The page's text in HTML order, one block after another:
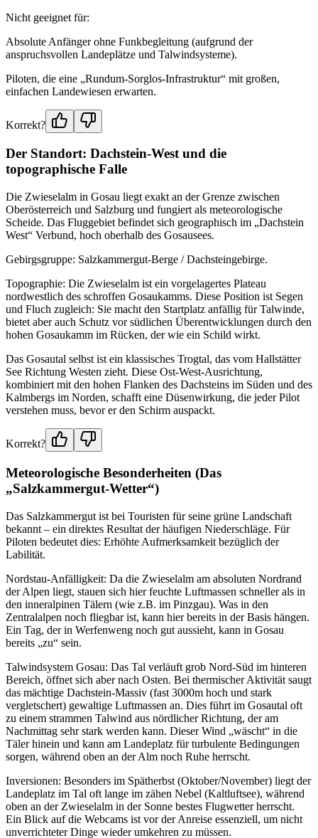
Nicht geeignet für:
Absolute Anfänger ohne Funkbegleitung (aufgrund der
anspruchsvollen Landeplätze und Talwindsysteme).
Piloten, die eine „Rundum-Sorglos-Infrastruktur“ mit großen,
einfachen Landewiesen erwarten.
Korrekt?
Der Standort: Dachstein-West und die
topographische Falle
Die Zwieselalm in Gosau liegt exakt an der Grenze zwischen
Oberösterreich und Salzburg und fungiert als meteorologische
Scheide. Das Fluggebiet befindet sich geographisch im „Dachstein
West“ Verbund, hoch oberhalb des Gosausees.
Gebirgsgruppe: Salzkammergut-Berge / Dachsteingebirge.
Topographie: Die Zwieselalm ist ein vorgelagertes Plateau
nordwestlich des schroffen Gosaukamms. Diese Position ist Segen
und Fluch zugleich: Sie macht den Startplatz anfällig für Talwinde,
bietet aber auch Schutz vor südlichen Überentwicklungen durch den
hohen Gosaukamm im Rücken, der wie ein Schild wirkt.
Das Gosautal selbst ist ein klassisches Trogtal, das vom Hallstätter
See Richtung Westen zieht. Diese Ost-West-Ausrichtung,
kombiniert mit den hohen Flanken des Dachsteins im Süden und des
Kalmbergs im Norden, schafft eine Düsenwirkung, die jeder Pilot
verstehen muss, bevor er den Schirm auspackt.
Korrekt?
Meteorologische Besonderheiten (Das
„Salzkammergut-Wetter“)
Das Salzkammergut ist bei Touristen für seine grüne Landschaft
bekannt – ein direktes Resultat der häufigen Niederschläge. Für
Piloten bedeutet dies: Erhöhte Aufmerksamkeit bezüglich der
Labilität.
Nordstau-Anfälligkeit: Da die Zwieselalm am absoluten Nordrand
der Alpen liegt, stauen sich hier feuchte Luftmassen schneller als in
den inneralpinen Tälern (wie z.B. im Pinzgau). Was in den
Zentralalpen noch fliegbar ist, kann hier bereits in der Basis hängen.
Ein Tag, der in Werfenweng noch gut aussieht, kann in Gosau
bereits „zu“ sein.
Talwindsystem Gosau: Das Tal verläuft grob Nord-Süd im hinteren
Bereich, öffnet sich aber nach Osten. Bei thermischer Aktivität saugt
das mächtige Dachstein-Massiv (fast 3000m hoch und stark
vergletschert) gewaltige Luftmassen an. Dies führt im Gosautal oft
zu einem strammen Talwind aus nördlicher Richtung, der am
Nachmittag sehr stark werden kann. Dieser Wind „wäscht“ in die
Täler hinein und kann am Landeplatz für turbulente Bedingungen
sorgen, während oben an der Alm noch Ruhe herrscht.
Inversionen: Besonders im Spätherbst (Oktober/November) liegt der
Landeplatz im Tal oft lange im zähen Nebel (Kaltluftsee), während
oben an der Zwieselalm in der Sonne bestes Flugwetter herrscht.
Ein Blick auf die Webcams ist vor der Anreise essenziell, um nicht
unverrichteter Dinge wieder umkehren zu müssen.